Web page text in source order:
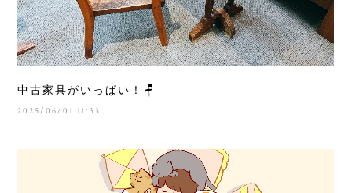
中古家具がいっぱい！🪑
2025/06/01 11:33